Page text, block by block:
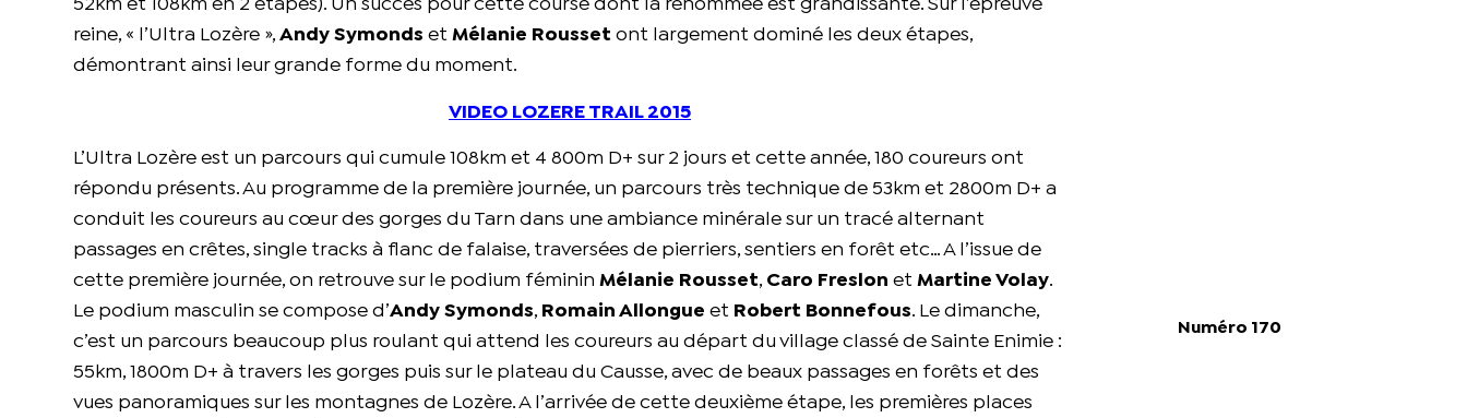
52km et 108km en 2 étapes). Un succès pour cette course dont la renommée est grandissante. Sur l’épreuve
reine, « l’Ultra Lozère »,Andy Symonds et Mélanie Rousset ont largement dominé les deux étapes,
démontrant ainsi leur grande forme du moment.
VIDEO LOZERE TRAIL 2015
L’Ultra Lozère est un parcours qui cumule 108km et 4 800m D+ sur 2 jours et cette année, 180 coureurs ont
répondu présents. Au programme de la première journée, un parcours très technique de 53km et 2800m D+ a
conduit les coureurs au cœur des gorges du Tarn dans une ambiance minérale sur un tracé alternant
passages en crêtes, single tracks à flanc de falaise, traversées de pierriers, sentiers en forêt etc… A l’issue de
cette première journée, on retrouve sur le podium fémininMélanie Rousset, Caro Freslon etMartine Volay.
Le podium masculin se compose d’Andy Symonds, Romain Allongue et Robert Bonnefous. Le dimanche,
c’est un parcours beaucoup plus roulant qui attend les coureurs au départ du village classé de Sainte Enimie :
55km, 1800m D+ à travers les gorges puis sur le plateau du Causse, avec de beaux passages en forêts et des
vues panoramiques sur les montagnes de Lozère. A l’arrivée de cette deuxième étape, les premières places
Numéro 170